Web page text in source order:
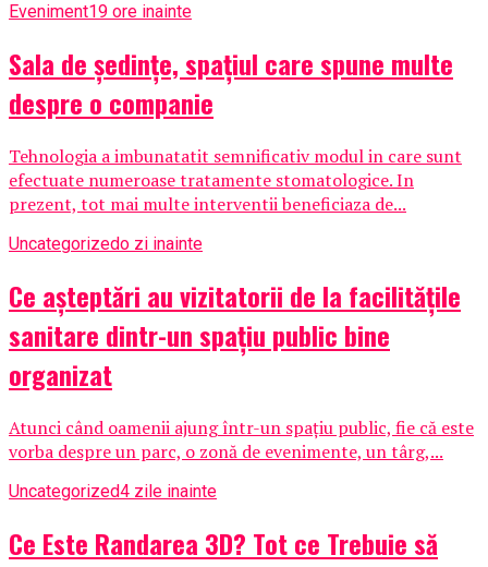
Eveniment19 ore inainte
Sala de ședințe, spațiul care spune multe
despre o companie
Tehnologia a imbunatatit semnificativ modul in care sunt
efectuate numeroase tratamente stomatologice. In
prezent, tot mai multe interventii beneficiaza de...
Uncategorizedo zi inainte
Ce așteptări au vizitatorii de la facilitățile
sanitare dintr-un spațiu public bine
organizat
Atunci când oamenii ajung într-un spațiu public, fie că este
vorba despre un parc, o zonă de evenimente, un târg,...
Uncategorized4 zile inainte
Ce Este Randarea 3D? Tot ce Trebuie să